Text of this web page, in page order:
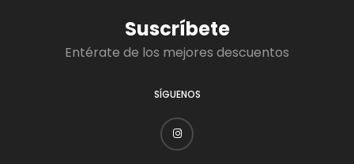
Suscríbete
Entérate de los mejores descuentos
SÍGUENOS